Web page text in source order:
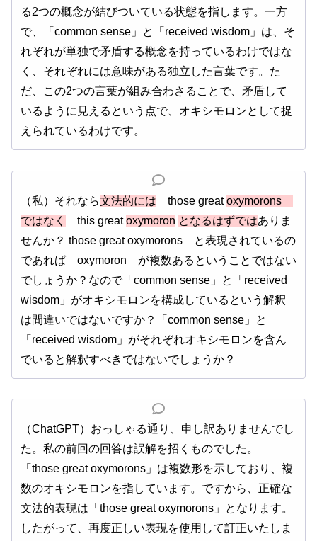
る2つの概念が結びついている状態を指します。一方
で、「common sense」と「received wisdom」は、そ
れぞれが単独で矛盾する概念を持っているわけではな
く、それぞれには意味がある独立した言葉です。た
だ、この2つの言葉が組み合わさることで、矛盾して
いるように見えるという点で、オキシモロンとして捉
えられているわけです。
（私）それなら文法的には those greatoxymorons
ではなく
this greatoxymoron となるはずではありま
せんか？ those great oxymorons と表現されているの
であれば oxymoron が複数あるということではない
でしょうか？なので「common sense」と「received
wisdom」がオキシモロンを構成しているという解釈
は間違いではないですか？「common sense」と
「received wisdom」がそれぞれオキシモロンを含ん
でいると解釈すべきではないでしょうか？
（ChatGPT）おっしゃる通り、申し訳ありませんでし
た。私の前回の回答は誤解を招くものでした。
「those great oxymorons」は複数形を示しており、複
数のオキシモロンを指しています。ですから、正確な
文法的表現は「those great oxymorons」となります。
したがって、再度正しい表現を使用して訂正いたしま